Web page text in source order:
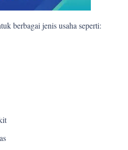
berbagai jenis usaha seperti: